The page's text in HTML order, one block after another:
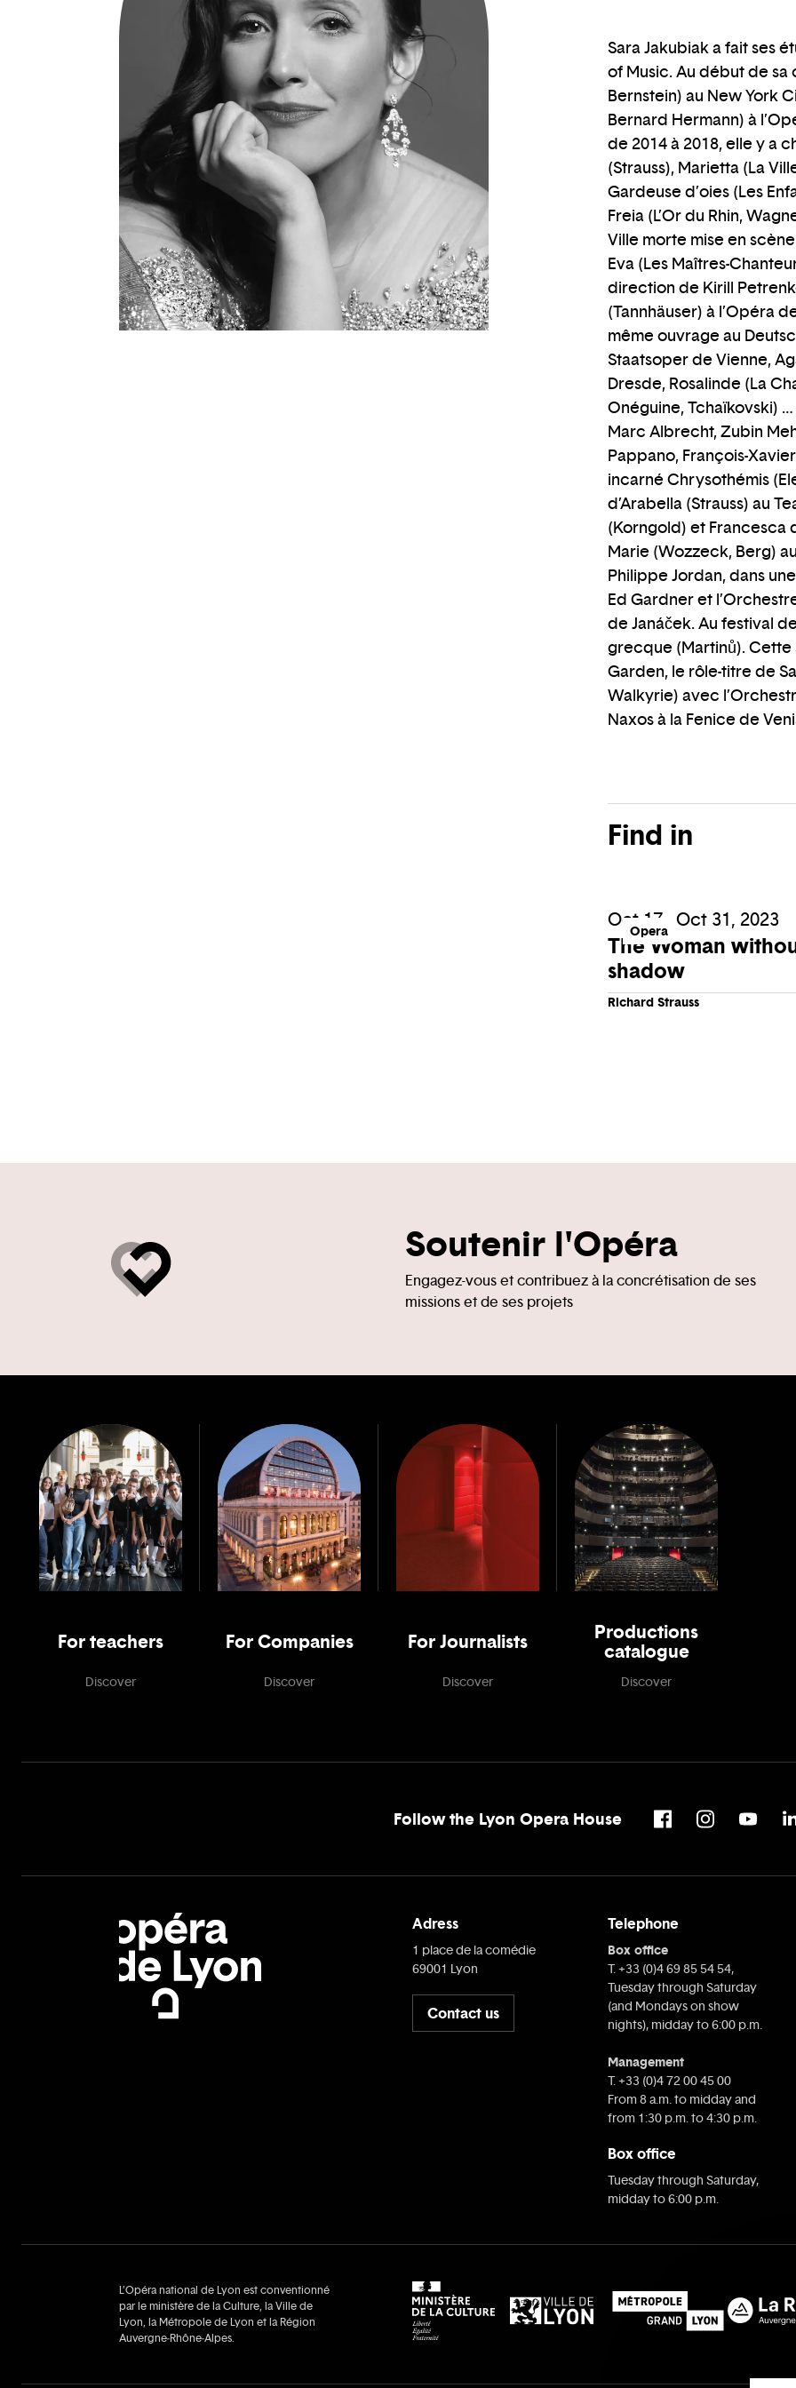
Sara Jakubiak a fait ses
of Music. Au début de
Bernstein) au New York
Bernard Hermann) à
de 2014 à 2018, elle y a
(Strauss), Marietta (La
Gardeuse d’oies (Les
Freia (L’Or du Rhin,
Ville morte mise en
Eva (Les Maîtres-
direction de Kirill
(Tannhäuser) à l’Opéra
même ouvrage au
Staatsoper de Vienne,
Dresde, Rosalinde (La
Onéguine, Tchaïkovski)
Marc Albrecht, Zubin
Pappano, François-
incarné Chrysothémis
d’Arabella (Strauss) au
(Korngold) et Francesca
Marie (Wozzeck, Berg)
Philippe Jordan, dans
Ed Gardner et
de Janáček. Au festival
grecque (Martinů). Cette
Garden, le rôle-titre de
Walkyrie) avec
Naxos à la Fenice de
Find in
Opera
Oct 17 - Oct 31, 2023
The Woman
shadow
Richard Strauss
Soutenir l'Opéra
Engagez-vous et contribuez à la concrétisation de ses
missions et de ses projets
For teachers
Discover
For Companies
Discover
For Journalists
Discover
Productions
catalogue
Discover
Follow the Lyon Opera House
Adress
1 place de la comédie
69001 Lyon
Contact us
Telephone
Box office
T. +33 (0)4 69 85 54 54,
Tuesday through Saturday
(and Mondays on show
nights), midday to 6:00 p.m.
Management
T. +33 (0)4 72 00 45 00
From 8 a.m. to midday and
from 1:30 p.m. to 4:30 p.m.
Box office
Tuesday through Saturday,
midday to 6:00 p.m.
L’Opéra national de Lyon est conventionné
par le ministère de la Culture, la Ville de
Lyon, la Métropole de Lyon et la Région
Auvergne‑Rhône‑Alpes.